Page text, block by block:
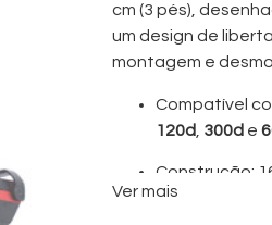
cm (3 pés),
um design de
montagem e
Compatível
120d
300d e
Construção:
lados para
Ver mais